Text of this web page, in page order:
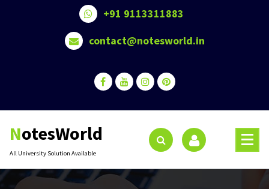
+91 9113311883
contact@notesworld.in
NotesWorld
All University Solution Available